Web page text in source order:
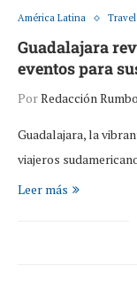
América Latina Travel
Guadalajara
eventos para
PorRedacción
Guadalajara, la
viajeros
Leer más